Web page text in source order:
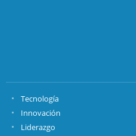
Tecnología
Innovación
Liderazgo